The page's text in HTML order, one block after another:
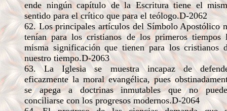
ende ningún capítulo de la Escritura tiene el
sentido para el crítico que para el teólogo.D-2062
62. Los principales artículos del Símbolo Apostólico
tenían para los cristianos de los primeros tiempos
misma significación que tienen para los cristianos
nuestro tiempo.D-2063
63. La Iglesia se muestra incapaz de
eficazmente la moral evangélica, pues
se apega a doctrinas inmutables que no
conciliarse con los progresos modernos.D-2064